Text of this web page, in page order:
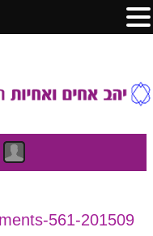
201509-returnElements-561